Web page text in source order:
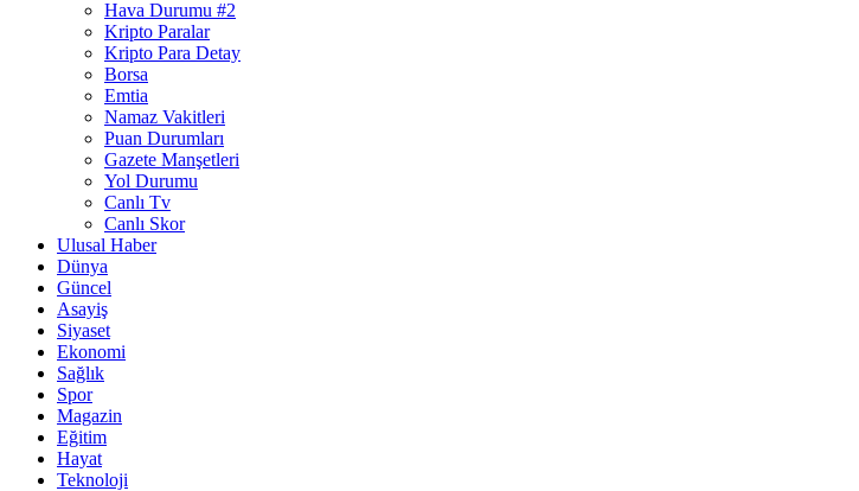
Hava Durumu #2
Kripto Paralar
Kripto Para Detay
Borsa
Emtia
Namaz Vakitleri
Puan Durumları
Gazete Manşetleri
Yol Durumu
Canlı Tv
Canlı Skor
Ulusal Haber
Dünya
Güncel
Asayiş
Siyaset
Ekonomi
Sağlık
Spor
Magazin
Eğitim
Hayat
Teknoloji